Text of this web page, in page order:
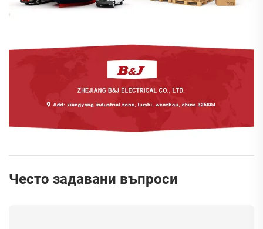
Често задавани въпроси